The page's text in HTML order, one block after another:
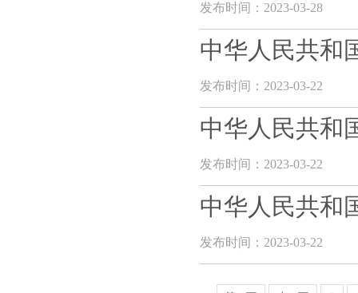
发布时间：2023-03-28
中华人民共和
发布时间：2023-03-22
中华人民共和
发布时间：2023-03-22
中华人民共和
发布时间：2023-03-22